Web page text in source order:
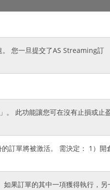
。 您一旦提交了AS Streaming訂
。 此功能讓您可在沒有止損或止
訂單將被激活。 需決定： 1）開
果訂單的其中一項獲得執行，另